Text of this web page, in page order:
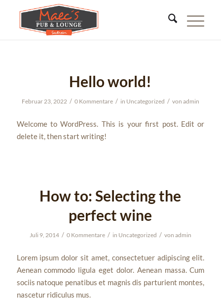
Hello world!
Februar 23, 2022 / 0 Kommentare / in Uncategorized / von admin
Welcome to WordPress. This is your first post. Edit or
delete it, then start writing!
How to: Selecting the
perfect wine
Juli 9, 2014 / 0 Kommentare / in Uncategorized / von admin
Lorem ipsum dolor sit amet, consectetuer adipiscing elit.
Aenean commodo ligula eget dolor. Aenean massa. Cum
sociis natoque penatibus et magnis dis parturient montes,
nascetur ridiculus mus.